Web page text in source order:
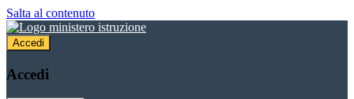
Salta al contenuto
Accedi
Accedi